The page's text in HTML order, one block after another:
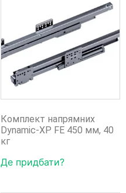
Комплект напрямних
Dynamic-XP FE 450 мм, 40
кг
Де придбати?